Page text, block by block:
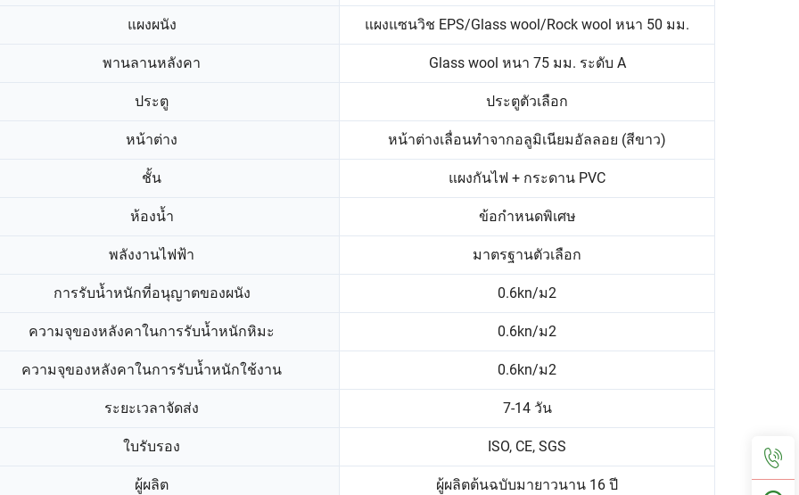
แผงผนัง แผงแซนวิช EPS/Glass wool/Rock wool หนา 50 มม.
พานลานหลังคา Glass wool หนา 75 มม. ระดับ A
ประตู ประตูตัวเลือก
หน้าต่าง หน้าต่างเลื่อนทำจากอลูมิเนียมอัลลอย (สีขาว)
ชั้น แผงกันไฟ + กระดาน PVC
ห้องน้ำ ข้อกำหนดพิเศษ
พลังงานไฟฟ้า มาตรฐานตัวเลือก
การรับน้ำหนักที่อนุญาตของผนัง 0.6kn/ม2
ความจุของหลังคาในการรับน้ำหนักหิมะ 0.6kn/ม2
ความจุของหลังคาในการรับน้ำหนักใช้งาน 0.6kn/ม2
ระยะเวลาจัดส่ง 7-14 วัน
ใบรับรอง ISO, CE, SGS
ผู้ผลิต ผู้ผลิตต้นฉบับมายาวนาน 16 ปี